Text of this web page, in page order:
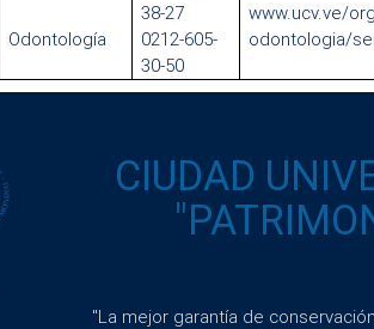
Odontología
38-27
0212-605-
30-50
www.ucv.ve/
odontologia/
CIUDAD
"La mejor garantía de